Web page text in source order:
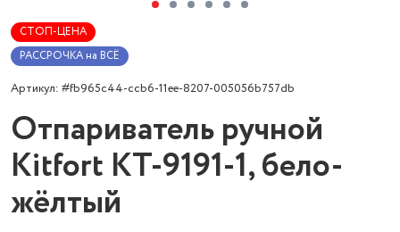
СТОП-ЦЕНА
РАССРОЧКА на ВСЁ
Артикул: #fb965c44-ccb6-11ee-8207-005056b757db
Отпариватель ручной
Kitfort КТ-9191-1, бело-
жёлтый